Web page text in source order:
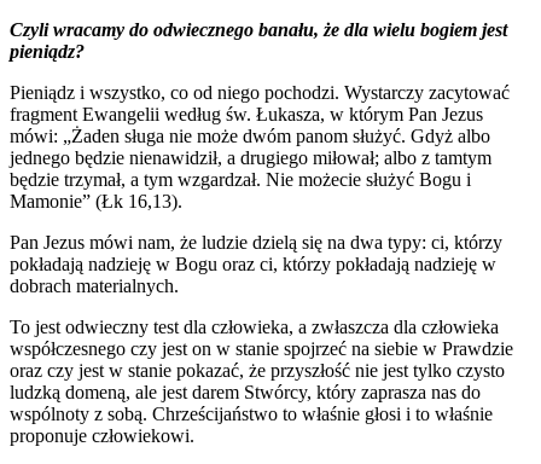
Czyli wracamy do odwiecznego banału, że dla wielu bogiem jest
pieniądz?
Pieniądz i wszystko, co od niego pochodzi. Wystarczy zacytować
fragment Ewangelii według św. Łukasza, w którym Pan Jezus
mówi: „Żaden sługa nie może dwóm panom służyć. Gdyż albo
jednego będzie nienawidził, a drugiego miłował; albo z tamtym
będzie trzymał, a tym wzgardzał. Nie możecie służyć Bogu i
Mamonie” (Łk 16,13).
Pan Jezus mówi nam, że ludzie dzielą się na dwa typy: ci, którzy
pokładają nadzieję w Bogu oraz ci, którzy pokładają nadzieję w
dobrach materialnych.
To jest odwieczny test dla człowieka, a zwłaszcza dla człowieka
współczesnego czy jest on w stanie spojrzeć na siebie w Prawdzie
oraz czy jest w stanie pokazać, że przyszłość nie jest tylko czysto
ludzką domeną, ale jest darem Stwórcy, który zaprasza nas do
wspólnoty z sobą. Chrześcijaństwo to właśnie głosi i to właśnie
proponuje człowiekowi.